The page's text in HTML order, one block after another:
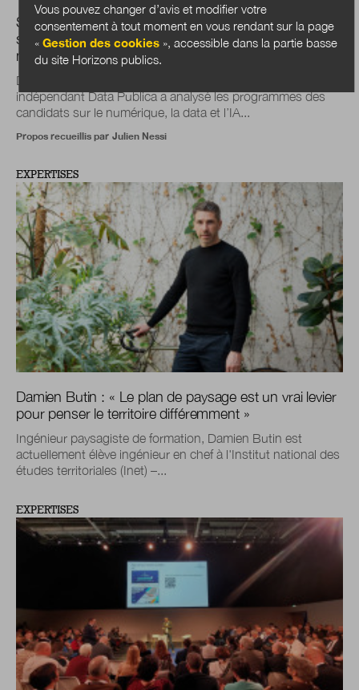
Simon Chignard : « L’IA et la data ne sont plus des
sujets techniques, ce sont devenus de véritables
marqueurs politiques »
Durant les élections municipales, l’Observatoire
indépendant Data Publica a analysé les programmes des
candidats sur le numérique, la data et l’IA...
Propos recueillis par Julien Nessi
EXPERTISES
Damien Butin : « Le plan de paysage est un vrai levier
pour penser le territoire différemment »
Ingénieur paysagiste de formation, Damien Butin est
actuellement élève ingénieur en chef à l'Institut national des
études territoriales (Inet) –...
EXPERTISES
Vous pouvez changer d’avis et modifier votre
consentement à tout moment en vous rendant sur la page
«Gestion des cookies », accessible dans la partie basse
du site Horizons publics.